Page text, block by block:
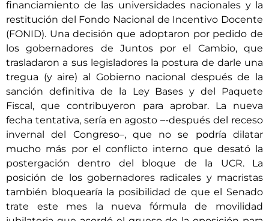
financiamiento de las universidades nacionales y la
restitución del Fondo Nacional de Incentivo Docente
(FONID). Una decisión que adoptaron por pedido de
los gobernadores de Juntos por el Cambio, que
trasladaron a sus legisladores la postura de darle una
tregua (y aire) al Gobierno nacional después de la
sanción definitiva de la Ley Bases y del Paquete
Fiscal, que contribuyeron para aprobar. La nueva
fecha tentativa, sería en agosto –-después del receso
invernal del Congreso–, que no se podría dilatar
mucho más por el conflicto interno que desató la
postergación dentro del bloque de la UCR. La
posición de los gobernadores radicales y macristas
también bloquearía la posibilidad de que el Senado
trate este mes la nueva fórmula de movilidad